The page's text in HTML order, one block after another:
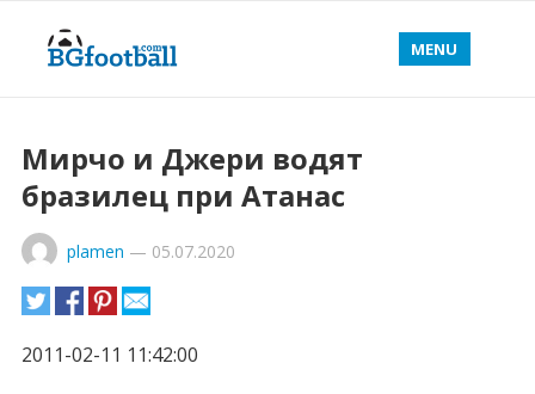
MENU
Мирчо и Джери водят
бразилец при Атанас
plamen — 05.07.2020
2011-02-11 11:42:00